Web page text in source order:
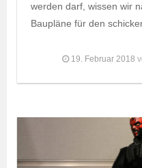
werden darf, wissen wir
Baupläne für den
19. Februar 2018